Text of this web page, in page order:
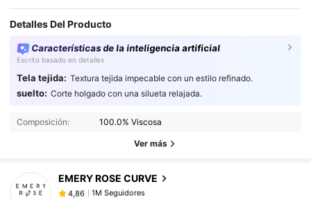
Detalles Del Producto
Características de la inteligencia artificial
Escrito basado en detalles
Tela tejida: Textura tejida impecable con un estilo refinado.
suelto: Corte holgado con una silueta relajada.
Composición: 100.0% Viscosa
Ver más
EMERY ROSE CURVE
4,86 1M Seguidores
4,86
1M Seguidores
g***7pagóHace 1 día